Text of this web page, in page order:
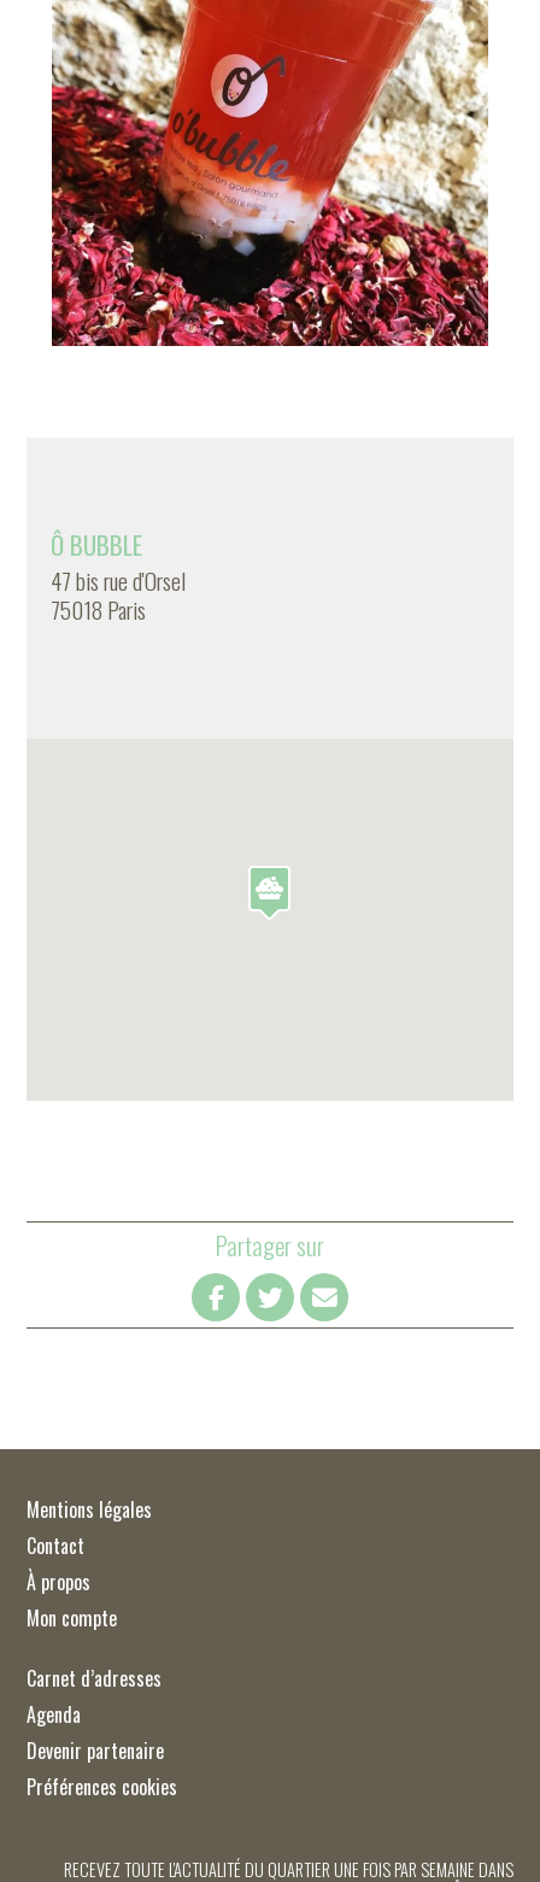
Ô BUBBLE
47 bis rue d'Orsel
75018 Paris
Partager sur
Mentions légales
Contact
À propos
Mon compte
Carnet d’adresses
Agenda
Devenir partenaire
Préférences cookies
RECEVEZ TOUTE L'ACTUALITÉ DU QUARTIER UNE FOIS PAR SEMAINE DANS